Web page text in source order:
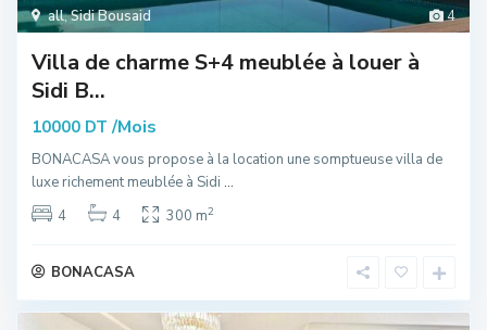
4
all,Sidi Bousaid
Villa de charme S+4 meublée à louer à
Sidi B...
10000 DT/Mois
BONACASA vous propose à la location une somptueuse villa de
luxe richement meublée à Sidi ...
4
4 300 m2
BONACASA